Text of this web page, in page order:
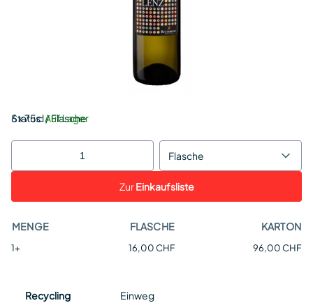
Status:Auf Lager
6 x 75cl / Flasche
Flasche
ZurEinkaufsliste
MENGE FLASCHE KARTON
1+ 16,00 CHF 96,00 CHF
Recycling
Einweg